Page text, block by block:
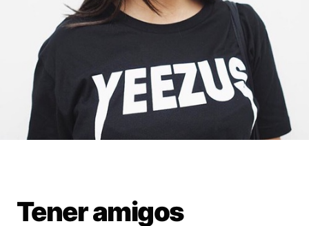
Tener amigos